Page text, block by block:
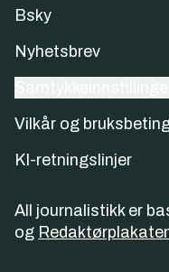
Bsky
Nyhetsbrev
Vilkår og
KI-retningslinjer
All journalistikk er
og